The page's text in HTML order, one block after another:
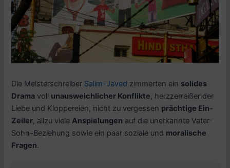
Die Meisterschreiber Salim-Javed zimmerten ein solides
Drama voll unausweichlicher Konflikte, herzzerreißender
Liebe und Kloppereien, nicht zu vergessen prächtige Ein-
Zeiler, allzu vieleAnspielungen auf die unerkannte Vater-
Sohn-Beziehung sowie ein paar soziale und moralische
Fragen.